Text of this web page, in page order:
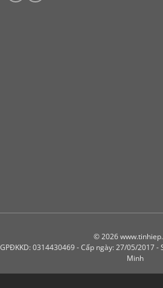
© 2026
GPĐKKD: 0314430469 - Cấp ngày: 27/05/2017 -
Minh